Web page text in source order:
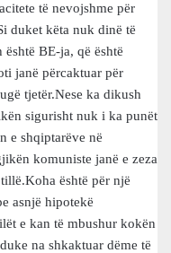
të nevojshme për
duket këta nuk dinë të
BE-ja, që është
janë përcaktuar për
tjetër.Nese ka dikush
sigurisht nuk i ka punët
e shqiptarëve në
komuniste janë e zeza
është për një
asnjë hipotekë
e kan të mbushur kokën
na shkaktuar dëme të